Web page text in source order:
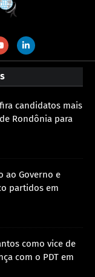
candidatos mais
Rondônia para
ao Governo e
partidos em
como vice de
com o PDT em